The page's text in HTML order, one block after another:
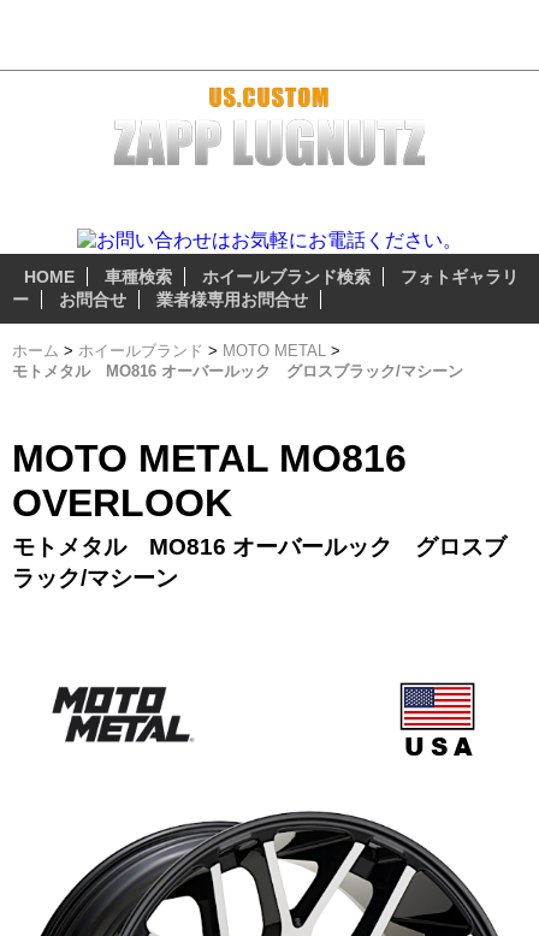
HOME 車種検索 ホイールブランド検索
フォトギャラリ
ー
お問合せ 業者様専用お問合せ
ホーム > ホイールブランド > MOTO METAL >
モトメタル MO816 オーバールック グロスブラック/マシーン
MOTO METAL MO816
OVERLOOK
モトメタル MO816 オーバールック グロスブ
ラック/マシーン